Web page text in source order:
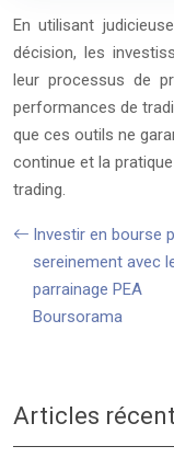
En utilisant
décision, les
leur processus de
performances de
que ces outils ne
continue et la
trading.
Investir en bourse
sereinement avec
parrainage PEA
Boursorama
Articles